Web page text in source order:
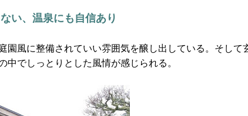
い、温泉にも自信あり
園風に整備されていい雰囲気を醸し出している。そして
中でしっとりとした風情が感じられる。